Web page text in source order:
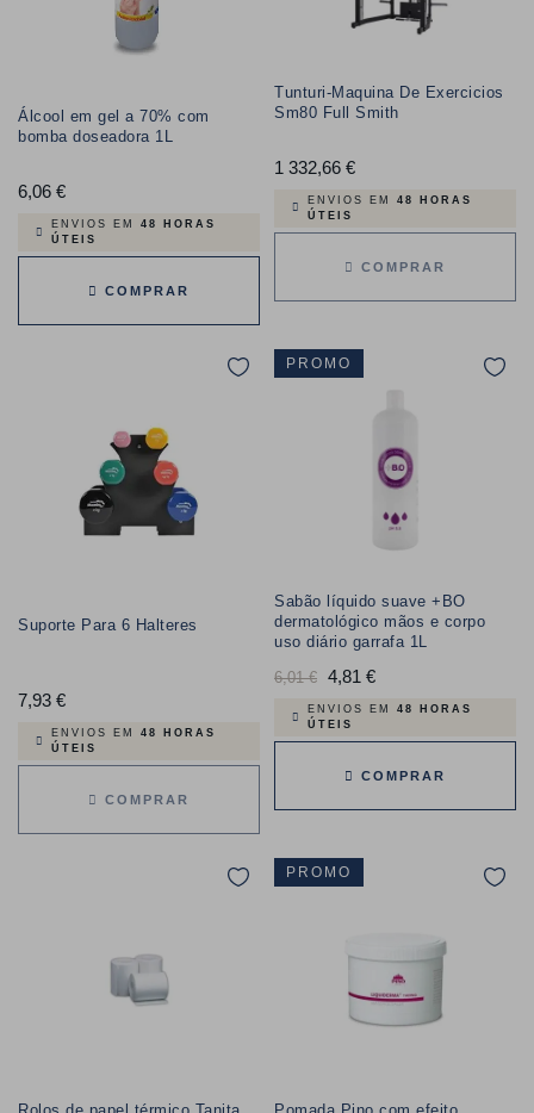
Álcool em gel a 70% com
bomba doseadora 1L
6,06 €Preço
ENVIOS EM 48 HORAS
ÚTEIS
COMPRAR
Tunturi-Maquina De Exercicios
Sm80 Full Smith
1 332,66 €Preço
ENVIOS EM 48 HORAS
ÚTEIS
COMPRAR
Suporte Para 6 Halteres
7,93 €Preço
ENVIOS EM 48 HORAS
ÚTEIS
COMPRAR
PROMO
Sabão líquido suave +BO
dermatológico mãos e corpo
uso diário garrafa 1L
Preço
normal
6,01 € 4,81 €Preço
ENVIOS EM 48 HORAS
ÚTEIS
COMPRAR
PROMO